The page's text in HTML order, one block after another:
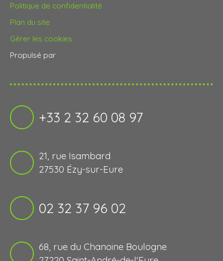
Politique de confidentialité
Plan du site
Gérer les cookies
Propulsé par
+33 2 32 60 08 97
21, rue Isambard
27530 Ézy-sur-Eure
02 32 37 96 02
68, rue du Chanoine Boulogne